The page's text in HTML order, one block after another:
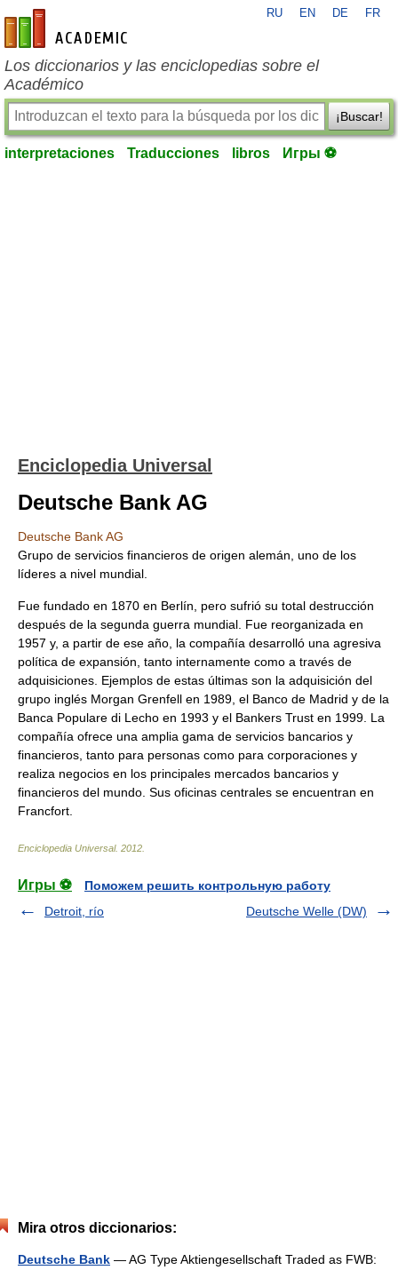
es-academic.com
RU EN DE FR
Los diccionarios y las enciclopedias sobre el
Académico
¡Buscar!
interpretaciones Traducciones libros Игры ⚽
Enciclopedia Universal
Deutsche Bank AG
Deutsche Bank AG
Grupo de servicios financieros de origen alemán, uno de los
líderes a nivel mundial.
Fue fundado en 1870 en Berlín, pero sufrió su total destrucción
después de la segunda guerra mundial. Fue reorganizada en
1957 y, a partir de ese año, la compañía desarrolló una agresiva
política de expansión, tanto internamente como a través de
adquisiciones. Ejemplos de estas últimas son la adquisición del
grupo inglés Morgan Grenfell en 1989, el Banco de Madrid y de la
Banca Populare di Lecho en 1993 y el Bankers Trust en 1999. La
compañía ofrece una amplia gama de servicios bancarios y
financieros, tanto para personas como para corporaciones y
realiza negocios en los principales mercados bancarios y
financieros del mundo. Sus oficinas centrales se encuentran en
Francfort.
Enciclopedia Universal. 2012
Игры ⚽
Поможем решить контрольную работу
Detroit, río
Deutsche Welle (DW)
Mira otros diccionarios:
Deutsche Bank — AG Type Aktiengesellschaft Traded as FWB: